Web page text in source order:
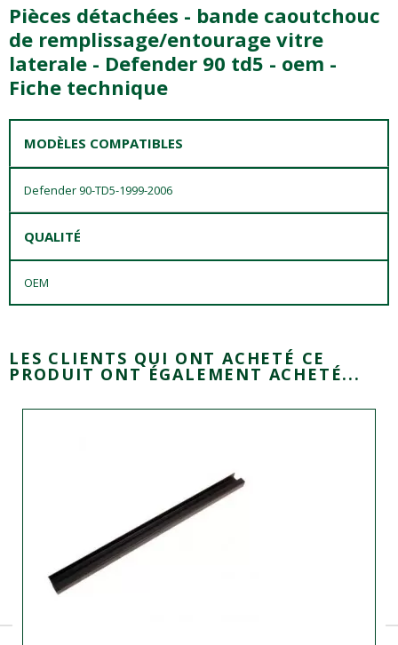
Pièces détachées - bande caoutchouc
de remplissage/entourage vitre
laterale - Defender 90 td5 - oem -
Fiche technique
MODÈLES COMPATIBLES
Defender 90-TD5-1999-2006
QUALITÉ
OEM
LES CLIENTS QUI ONT ACHETÉ CE
PRODUIT ONT ÉGALEMENT ACHETÉ...